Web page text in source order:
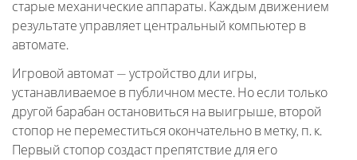
старые механические аппараты. Каждым движением
результате управляет центральный компьютер в
автомате.
Игровой автомат — устройство дли игры,
устанавливаемое в публичном месте. Но если только
другой барабан остановиться на выигрыше, второй
стопор не переместиться окончательно в метку, п. к.
Первый стопор создаст препятствие для его